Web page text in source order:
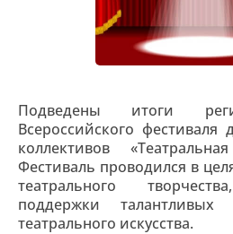
Подведены итоги
Всероссийского фестиваля
коллективов
Фестиваль проводился в
театрального
поддержки
театрального искусства.